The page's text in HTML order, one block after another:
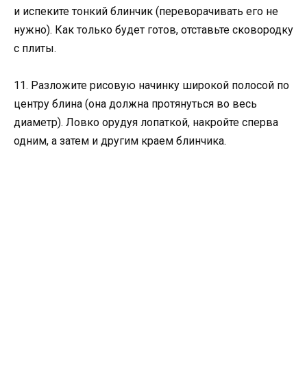
и испеките тонкий блинчик (переворачивать его не
нужно). Как только будет готов, отставьте сковородку
с плиты.
11. Разложите рисовую начинку широкой полосой по
центру блина (она должна протянуться во весь
диаметр). Ловко орудуя лопаткой, накройте сперва
одним, а затем и другим краем блинчика.